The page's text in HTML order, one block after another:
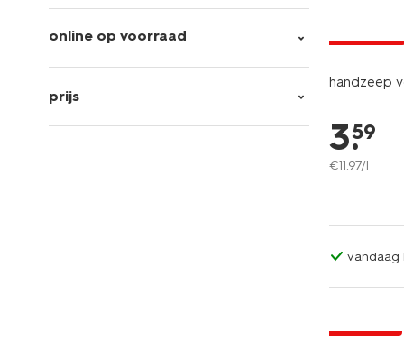
online op voorraad
prijs
handzeep
3.
59
€11.97/l
vandaag